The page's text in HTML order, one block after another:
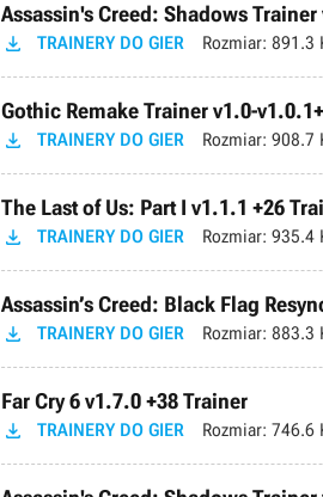
Assassin's Creed: Shadows
 TRAINERY DO GIER Rozmiar: 891.3
Gothic Remake Trainer v1.0-
 TRAINERY DO GIER Rozmiar: 908.7
The Last of Us: Part I v1.1.1 +26
 TRAINERY DO GIER Rozmiar: 935.4
Assassin’s Creed: Black Flag
 TRAINERY DO GIER Rozmiar: 883.3
Far Cry 6 v1.7.0 +38 Trainer
 TRAINERY DO GIER Rozmiar: 746.6